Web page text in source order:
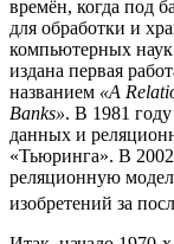
времён, когда под
для обработки и
компьютерных наук
издана первая
названием «A
Banks». В 1981 году
данных и
«Тьюринга». В
реляционную
изобретений за